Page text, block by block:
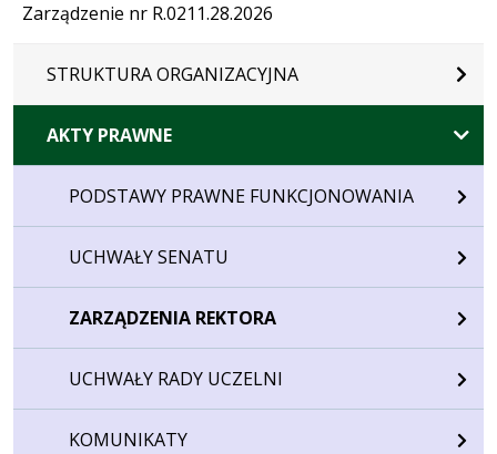
Zarządzenie nr R.0211.28.2026
STRUKTURA ORGANIZACYJNA
AKTY PRAWNE
PODSTAWY PRAWNE FUNKCJONOWANIA
UCHWAŁY SENATU
ZARZĄDZENIA REKTORA
UCHWAŁY RADY UCZELNI
KOMUNIKATY